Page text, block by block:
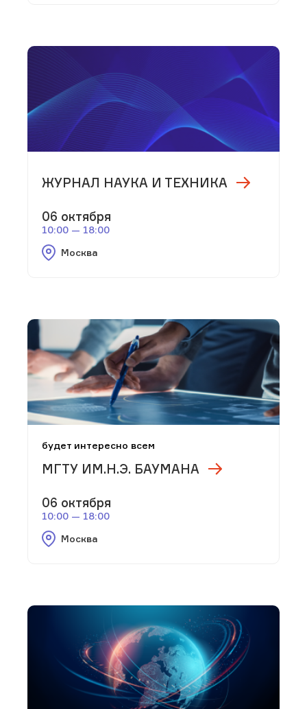
ЖУРНАЛ НАУКА И ТЕХНИКА
06 октября
10:00 — 18:00
Москва
будет интересно всем
МГТУ ИМ.Н.Э. БАУМАНА
06 октября
10:00 — 18:00
Москва